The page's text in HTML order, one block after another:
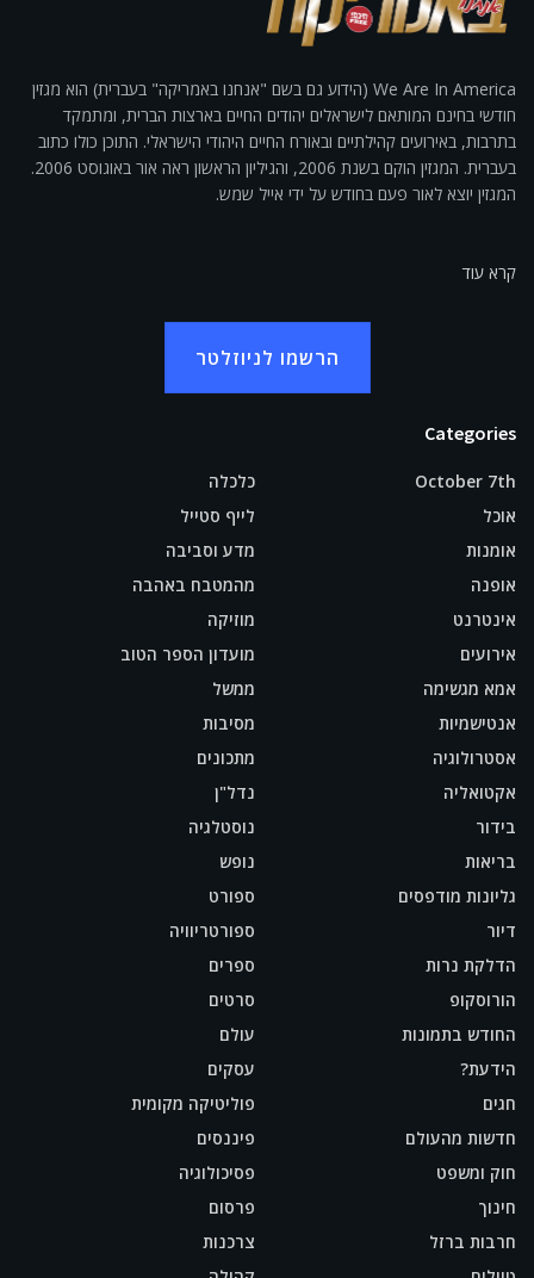
We Are In America (הידוע גם בשם "אנחנו באמריקה" בעברית) הוא מגזין
חודשי בחינם המותאם לישראלים יהודים החיים בארצות הברית, ומתמקד
בתרבות, באירועים קהילתיים ובאורח החיים היהודי הישראלי. התוכן כולו כתוב
בעברית. המגזין הוקם בשנת 2006, והגיליון הראשון ראה אור באוגוסט 2006.
המגזין יוצא לאור פעם בחודש על ידי אייל שמש.
קרא עוד
הרשמו לניוזלטר
Categories
October 7th
אוכל
אומנות
אופנה
אינטרנט
אירועים
אמא מגשימה
אנטישמיות
אסטרולוגיה
אקטואליה
בידור
בריאות
גליונות מודפסים
דיור
הדלקת נרות
הורוסקופ
החודש בתמונות
הידעת?
חגים
חדשות מהעולם
חוק ומשפט
חינוך
חרבות ברזל
כלכלה
לייף סטייל
מדע וסביבה
מהמטבח באהבה
מוזיקה
מועדון הספר הטוב
ממשל
מסיבות
מתכונים
נדל"ן
נוסטלגיה
נופש
ספורט
ספורטריוויה
ספרים
סרטים
עולם
עסקים
פוליטיקה מקומית
פיננסים
פסיכולוגיה
פרסום
צרכנות